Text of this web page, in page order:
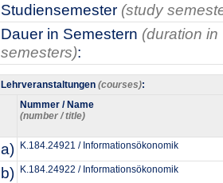
Studiensemester (study
Dauer in Semestern (duration in
semesters):
Lehrveranstaltungen (courses):
Nummer / Name
(number / title)
a) K.184.24921 / Informationsökonomik
b) K.184.24922 / Informationsökonomik